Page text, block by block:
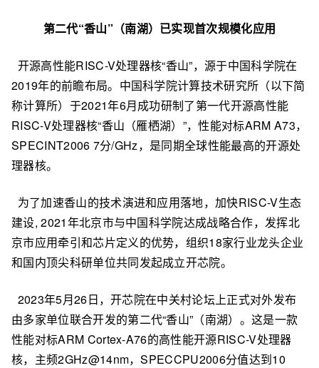
第二代“香山”（南湖）已实现首次规模化应用
开源高性能RISC-V处理器核“香山”，源于中国科学院在
2019年的前瞻布局。中国科学院计算技术研究所（以下简
称计算所）于2021年6月成功研制了第一代开源高性能
RISC-V处理器核“香山（雁栖湖）”，性能对标ARM A73，
SPECINT2006 7分/GHz，是同期全球性能最高的开源处
理器核。
为了加速香山的技术演进和应用落地，加快RISC-V生态
建设, 2021年北京市与中国科学院达成战略合作，发挥北
京市应用牵引和芯片定义的优势，组织18家行业龙头企业
和国内顶尖科研单位共同发起成立开芯院。
2023年5月26日，开芯院在中关村论坛上正式对外发布
由多家单位联合开发的第二代“香山”（南湖）。这是一款
性能对标ARM Cortex-A76的高性能开源RISC-V处理器
核，主频2GHz@14nm，SPECCPU2006分值达到10